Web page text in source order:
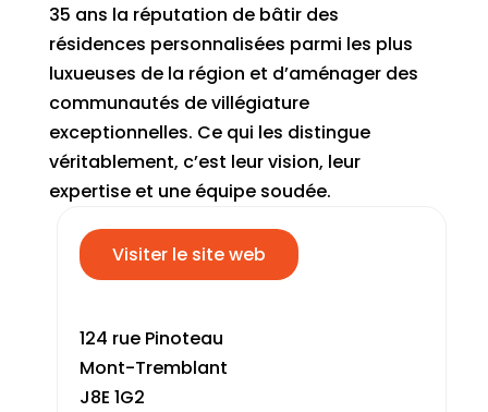
35 ans la réputation de bâtir des
résidences personnalisées parmi les plus
luxueuses de la région et d’aménager des
communautés de villégiature
exceptionnelles. Ce qui les distingue
véritablement, c’est leur vision, leur
expertise et une équipe soudée.
Visiter le site web
124 rue Pinoteau
Mont-Tremblant
J8E 1G2